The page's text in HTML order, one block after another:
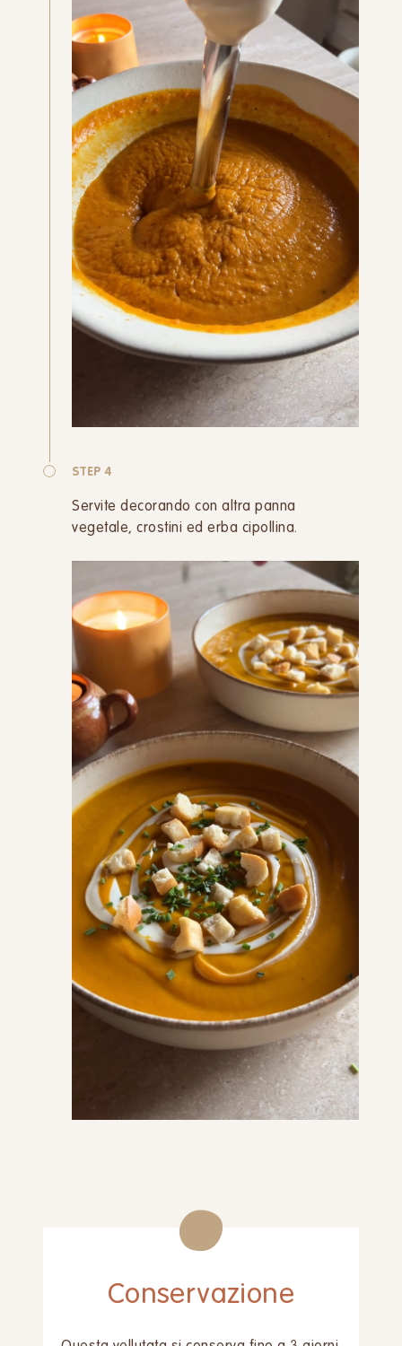
STEP 4
Servite decorando con altra panna
vegetale, crostini ed erba cipollina.
Conservazione